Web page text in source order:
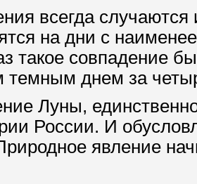
всегда
на дни с
такое совпадение
темным днем за
Луны,
России. И
явление